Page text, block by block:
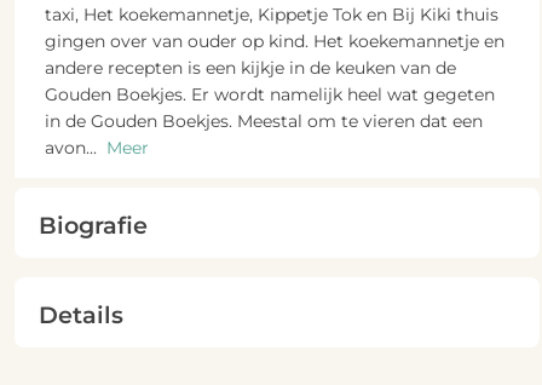
taxi, Het koekemannetje, Kippetje Tok en Bij Kiki thuis
gingen over van ouder op kind. Het koekemannetje en
andere recepten is een kijkje in de keuken van de
Gouden Boekjes. Er wordt namelijk heel wat gegeten
in de Gouden Boekjes. Meestal om te vieren dat een
avon... Meer
Biografie
Details